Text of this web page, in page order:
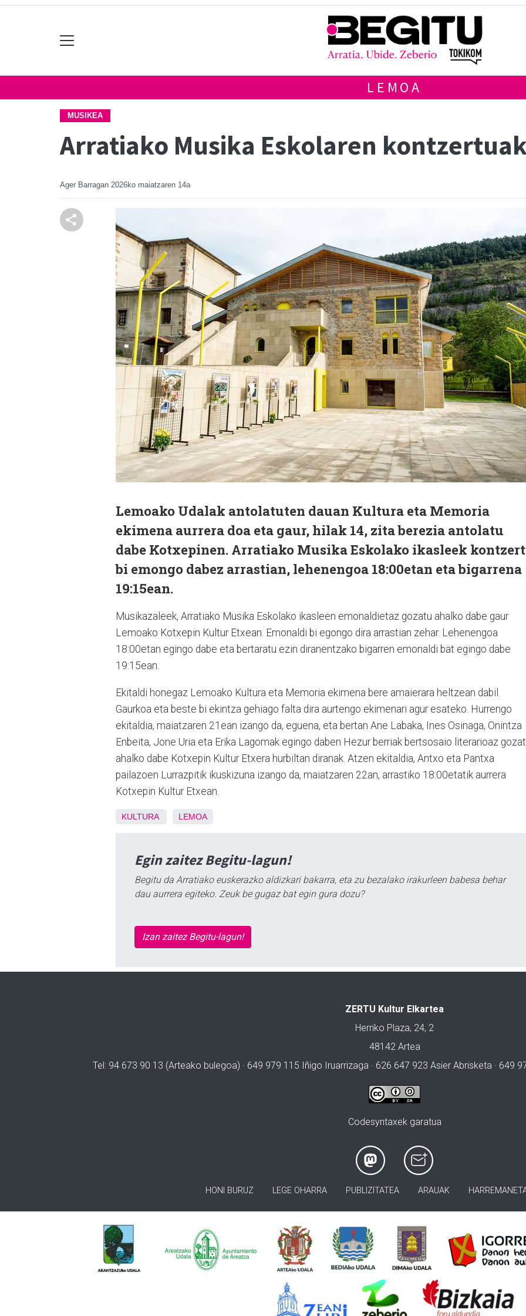
LEMOA
MUSIKEA
Arratiako Musika Eskolaren
Ager Barragan 2026ko maiatzaren 14a
Lemoako Udalak antolatuten dauan Kultura eta Memoria
ekimena aurrera doa eta gaur, hilak 14, zita berezia antolatu
dabe Kotxepinen. Arratiako Musika Eskolako ikasleek
bi emongo dabez arrastian, lehenengoa 18:00etan eta bigarrena
19:15ean.
Musikazaleek, Arratiako Musika Eskolako ikasleen emonaldietaz gozatu ahalko dabe gaur
Lemoako Kotxepin Kultur Etxean. Emonaldi bi egongo dira arrastian zehar. Lehenengoa
18:00etan egingo dabe eta bertaratu ezin diranentzako bigarren emonaldi bat egingo dabe
19:15ean.
Ekitaldi honegaz Lemoako Kultura eta Memoria ekimena bere amaierara heltzean dabil.
Gaurkoa eta beste bi ekintza gehiago falta dira aurtengo ekimenari agur esateko. Hurrengo
ekitaldia, maiatzaren 21ean izango da, eguena, eta bertan Ane Labaka, Ines Osinaga, Onintza
Enbeita, Jone Uria eta Erika Lagomak egingo daben Hezur berriak bertsosaio literarioaz
ahalko dabe Kotxepin Kultur Etxera hurbiltan diranak. Atzen ekitaldia, Antxo eta Pantxa
pailazoen Lurrazpitik ikuskizuna izango da, maiatzaren 22an, arrastiko 18:00etatik aurrera
Kotxepin Kultur Etxean.
KULTURA LEMOA
Egin zaitez Begitu-lagun!
Begitu da Arratiako euskerazko aldizkari bakarra, eta zu bezalako irakurleen babesa behar
dau aurrera egiteko. Zeuk be gugaz bat egin gura dozu?
Izan zaitez Begitu-lagun!
ZERTU Kultur Elkartea
Herriko Plaza, 24, 2
48142 Artea
Tel: 94 673 90 13 (Arteako bulegoa) · 649 979 115 Iñigo Iruarrizaga · 626 647 923 Asier Abrisketa · 649
Codesyntaxek garatua
HONI BURUZ LEGE OHARRA PUBLIZITATEA ARAUAK